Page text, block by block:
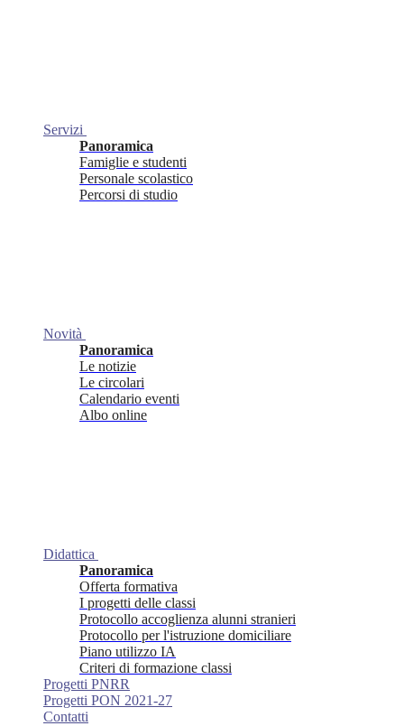
Servizi
Panoramica
Famiglie e studenti
Personale scolastico
Percorsi di studio
Novità
Panoramica
Le notizie
Le circolari
Calendario eventi
Albo online
Didattica
Panoramica
Offerta formativa
I progetti delle classi
Protocollo accoglienza alunni stranieri
Protocollo per l'istruzione domiciliare
Piano utilizzo IA
Criteri di formazione classi
Progetti PNRR
Progetti PON 2021-27
Contatti